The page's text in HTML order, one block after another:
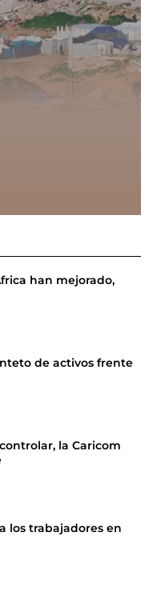
han mejorado,
de activos frente
la Caricom
los trabajadores en